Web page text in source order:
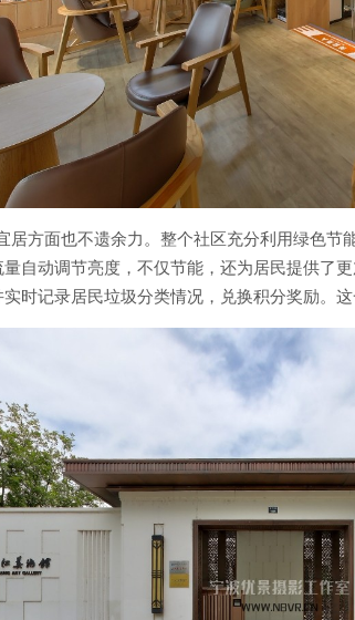
方面也不遗余力。整个社区充分利用绿色
自动调节亮度，不仅节能，还为居民提供了
时记录居民垃圾分类情况，兑换积分奖励。